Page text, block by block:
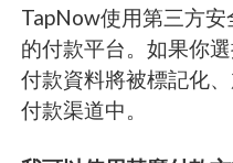
TapNow使用第三方
的付款平台。如果你
付款資料將被標記化
付款渠道中。